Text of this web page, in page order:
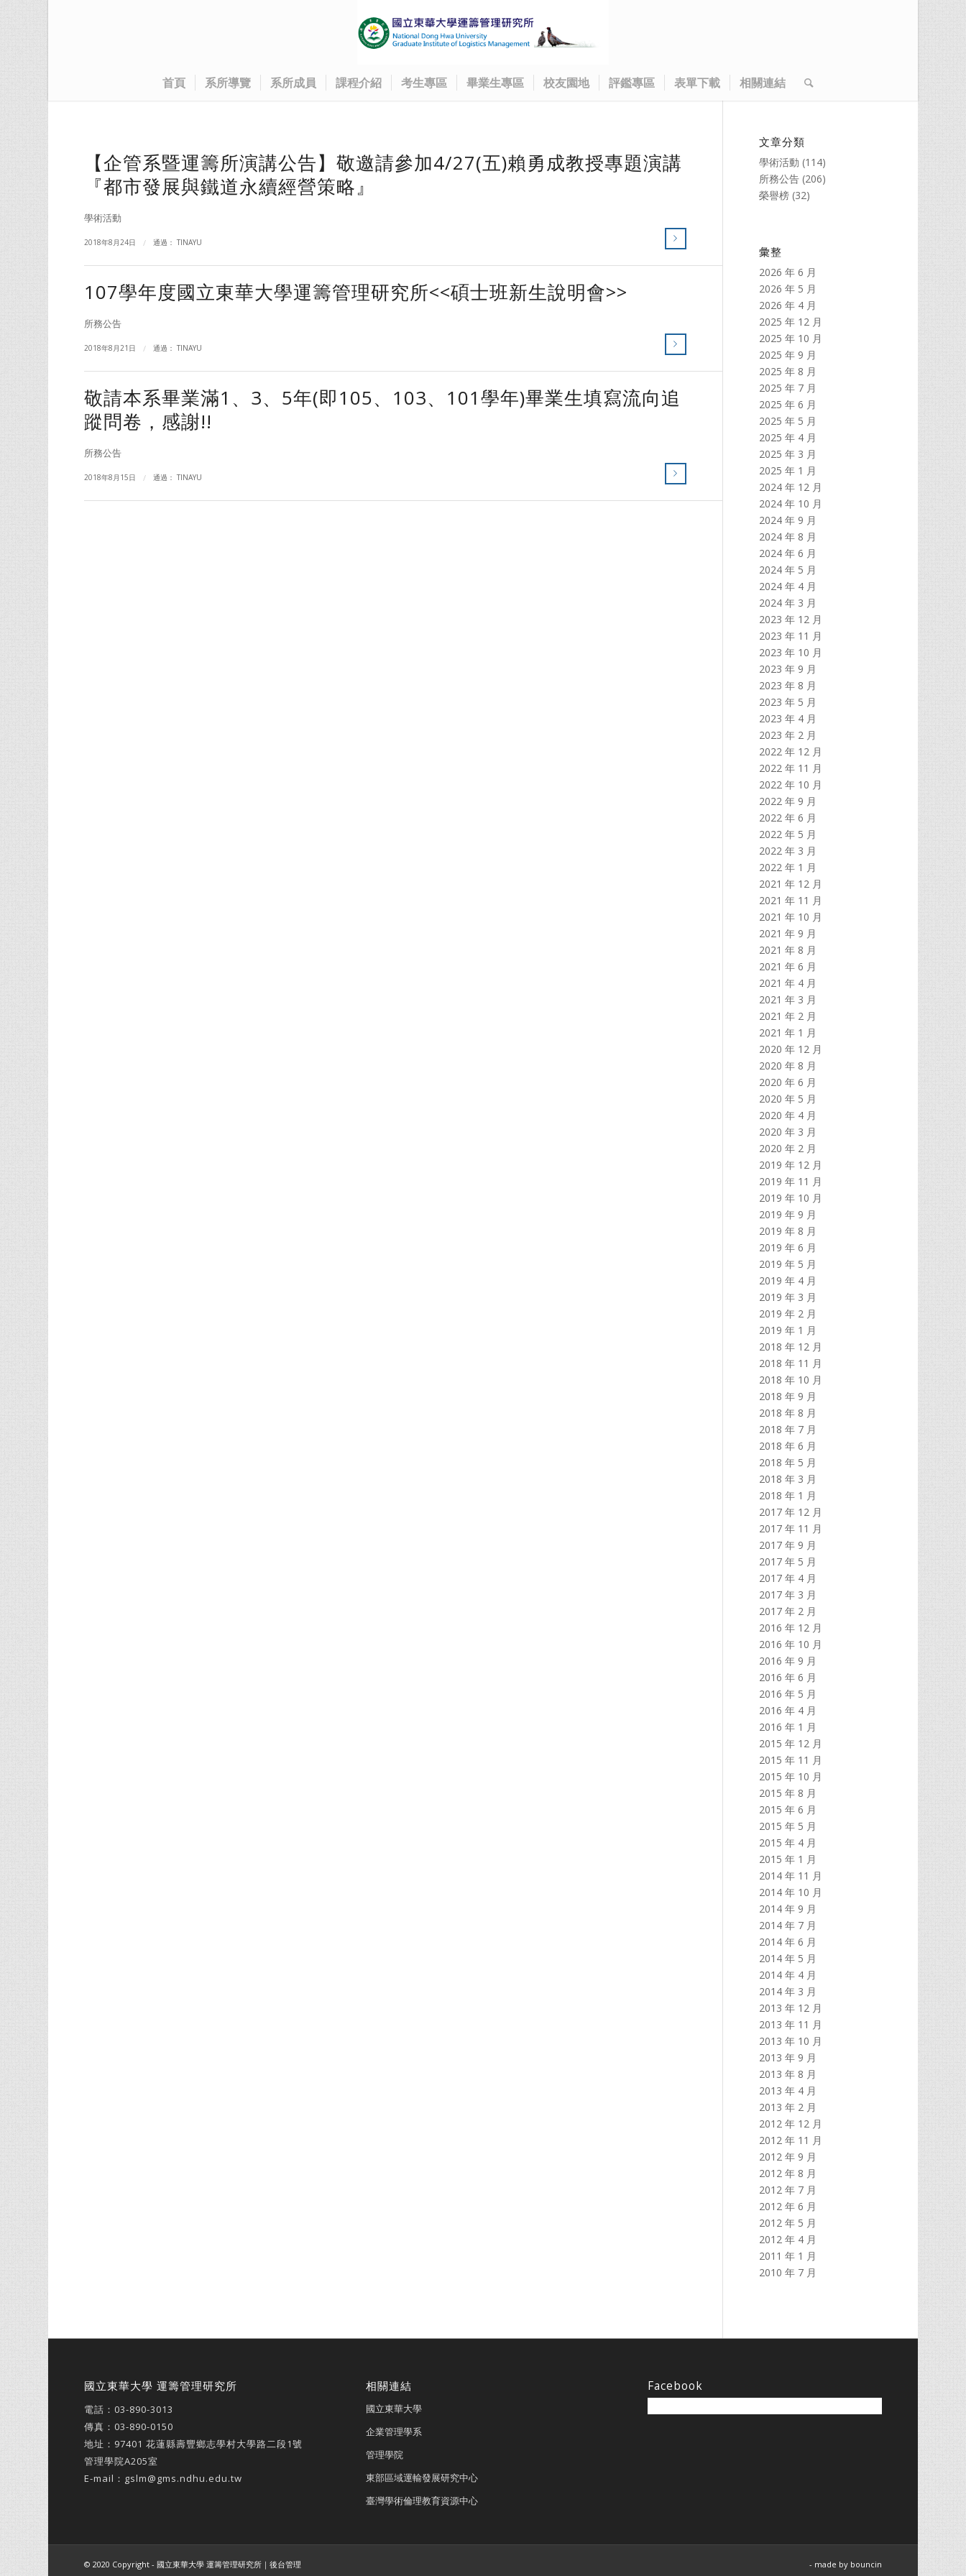
首頁 系所導覽 系所成員 課程介紹 考生專區 畢業生專區 校友園地 評鑑專區 表單下載 相關連結
【企管系暨運籌所演講公告】敬邀請參加4/27(五)賴勇成教授專題演講
『都市發展與鐵道永續經營策略』
學術活動
2018年8月24日 / 通過：TINAYU
107學年度國立東華大學運籌管理研究所<<碩士班新生說明會>>
所務公告
2018年8月21日 / 通過：TINAYU
敬請本系畢業滿1、3、5年(即105、103、101學年)畢業生填寫流向追
蹤問卷，感謝!!
所務公告
2018年8月15日 / 通過：TINAYU
文章分類
學術活動 (114)
所務公告(206)
榮譽榜(32)
彙整
2026 年 6 月
2026 年 5 月
2026 年 4 月
2025 年 12 月
2025 年 10 月
2025 年 9 月
2025 年 8 月
2025 年 7 月
2025 年 6 月
2025 年 5 月
2025 年 4 月
2025 年 3 月
2025 年 1 月
2024 年 12 月
2024 年 10 月
2024 年 9 月
2024 年 8 月
2024 年 6 月
2024 年 5 月
2024 年 4 月
2024 年 3 月
2023 年 12 月
2023 年 11 月
2023 年 10 月
2023 年 9 月
2023 年 8 月
2023 年 5 月
2023 年 4 月
2023 年 2 月
2022 年 12 月
2022 年 11 月
2022 年 10 月
2022 年 9 月
2022 年 6 月
2022 年 5 月
2022 年 3 月
2022 年 1 月
2021 年 12 月
2021 年 11 月
2021 年 10 月
2021 年 9 月
2021 年 8 月
2021 年 6 月
2021 年 4 月
2021 年 3 月
2021 年 2 月
2021 年 1 月
2020 年 12 月
2020 年 8 月
2020 年 6 月
2020 年 5 月
2020 年 4 月
2020 年 3 月
2020 年 2 月
2019 年 12 月
2019 年 11 月
2019 年 10 月
2019 年 9 月
2019 年 8 月
2019 年 6 月
2019 年 5 月
2019 年 4 月
2019 年 3 月
2019 年 2 月
2019 年 1 月
2018 年 12 月
2018 年 11 月
2018 年 10 月
2018 年 9 月
2018 年 8 月
2018 年 7 月
2018 年 6 月
2018 年 5 月
2018 年 3 月
2018 年 1 月
2017 年 12 月
2017 年 11 月
2017 年 9 月
2017 年 5 月
2017 年 4 月
2017 年 3 月
2017 年 2 月
2016 年 12 月
2016 年 10 月
2016 年 9 月
2016 年 6 月
2016 年 5 月
2016 年 4 月
2016 年 1 月
2015 年 12 月
2015 年 11 月
2015 年 10 月
2015 年 8 月
2015 年 6 月
2015 年 5 月
2015 年 4 月
2015 年 1 月
2014 年 11 月
2014 年 10 月
2014 年 9 月
2014 年 7 月
2014 年 6 月
2014 年 5 月
2014 年 4 月
2014 年 3 月
2013 年 12 月
2013 年 11 月
2013 年 10 月
2013 年 9 月
2013 年 8 月
2013 年 4 月
2013 年 2 月
2012 年 12 月
2012 年 11 月
2012 年 9 月
2012 年 8 月
2012 年 7 月
2012 年 6 月
2012 年 5 月
2012 年 4 月
2011 年 1 月
2010 年 7 月
國立東華大學 運籌管理研究所
電話： 03-890-3013
傳真：03-890-0150
地址： 97401 花蓮縣壽豐鄉志學村大學路二段1號
管理學院A205室
E-mail： gslm@gms.ndhu.edu.tw
相關連結
國立東華大學
企業管理學系
管理學院
東部區域運輸發展研究中心
臺灣學術倫理教育資源中心
Facebook
© 2020 Copyright - 國立東華大學 運籌管理研究所｜後台管理 - made by bouncin